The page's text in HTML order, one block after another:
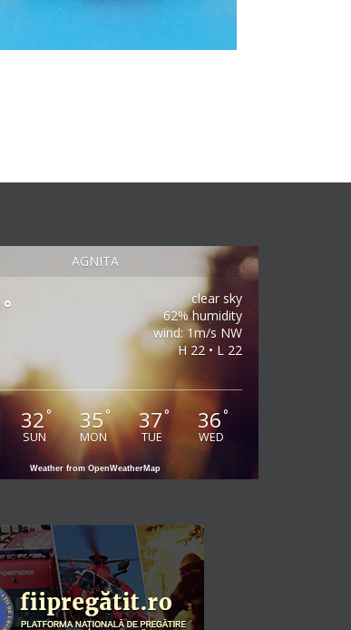
AGNITA
°
clear sky
62% humidity
wind: 1m/s NW
H 22 • L 22
32°
SUN
35°
MON
37°
TUE
36°
WED
Weather from OpenWeatherMap